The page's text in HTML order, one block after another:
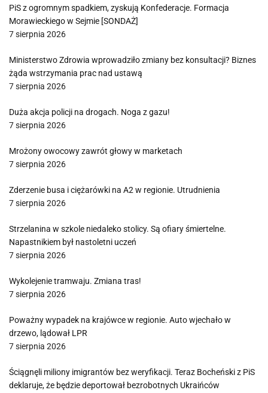
PiS z ogromnym spadkiem, zyskują Konfederacje. Formacja
Morawieckiego w Sejmie [SONDAŻ]
7 sierpnia 2026
Ministerstwo Zdrowia wprowadziło zmiany bez konsultacji? Biznes
żąda wstrzymania prac nad ustawą
7 sierpnia 2026
Duża akcja policji na drogach. Noga z gazu!
7 sierpnia 2026
Mrożony owocowy zawrót głowy w marketach
7 sierpnia 2026
Zderzenie busa i ciężarówki na A2 w regionie. Utrudnienia
7 sierpnia 2026
Strzelanina w szkole niedaleko stolicy. Są ofiary śmiertelne.
Napastnikiem był nastoletni uczeń
7 sierpnia 2026
Wykolejenie tramwaju. Zmiana tras!
7 sierpnia 2026
Poważny wypadek na krajówce w regionie. Auto wjechało w
drzewo, lądował LPR
7 sierpnia 2026
Ściągnęli miliony imigrantów bez weryfikacji. Teraz Bocheński z PiS
deklaruje, że będzie deportował bezrobotnych Ukraińców